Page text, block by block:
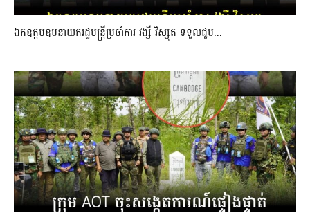
ឯកឧត្តមឧបនាយករដ្ឋមន្ត្រីប្រចាំការ វង្សី វិស្សុត ទទួលជួប...